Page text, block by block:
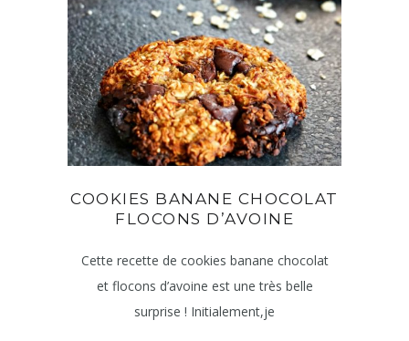
COOKIES BANANE CHOCOLAT
FLOCONS D’AVOINE
Cette recette de cookies banane chocolat
et flocons d’avoine est une très belle
surprise ! Initialement,je